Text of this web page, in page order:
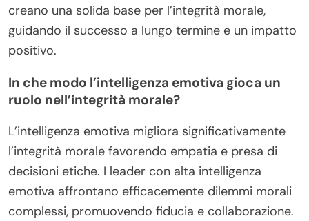
creano una solida base per l’integrità morale,
guidando il successo a lungo termine e un impatto
positivo.
In che modo l’intelligenza emotiva gioca un
ruolo nell’integrità morale?
L’intelligenza emotiva migliora significativamente
l’integrità morale favorendo empatia e presa di
decisioni etiche. I leader con alta intelligenza
emotiva affrontano efficacemente dilemmi morali
complessi, promuovendo fiducia e collaborazione.